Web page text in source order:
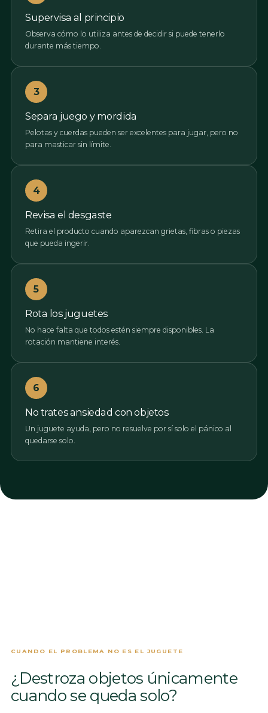
Supervisa al principio
Observa cómo lo utiliza antes de decidir si puede tenerlo
durante más tiempo.
3
Separa juego y mordida
Pelotas y cuerdas pueden ser excelentes para jugar, pero no
para masticar sin límite.
4
Revisa el desgaste
Retira el producto cuando aparezcan grietas, fibras o piezas
que pueda ingerir.
5
Rota los juguetes
No hace falta que todos estén siempre disponibles. La
rotación mantiene interés.
6
No trates ansiedad con objetos
Un juguete ayuda, pero no resuelve por sí solo el pánico al
quedarse solo.
CUANDO EL PROBLEMA NO ES EL JUGUETE
¿Destroza objetos únicamente
cuando se queda solo?